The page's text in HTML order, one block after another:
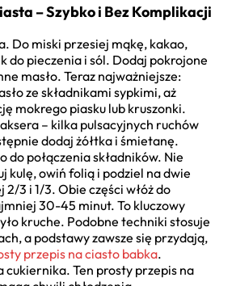
– Szybko i Bez Komplikacji
Do miski przesiej mąkę, kakao,
do pieczenia i sól. Dodaj pokrojone
masło. Teraz najważniejsze:
ze składnikami sypkimi, aż
mokrego piasku lub kruszonki.
– kilka pulsacyjnych ruchów
dodaj żółtka i śmietanę.
do połączenia składników. Nie
kulę, owiń folią i podziel na dwie
2/3 i 1/3. Obie części włóż do
30-45 minut. To kluczowy
kruche. Podobne techniki stosuje
a podstawy zawsze się przydają,
przepis na ciasto babka.
Ten prosty przepis na